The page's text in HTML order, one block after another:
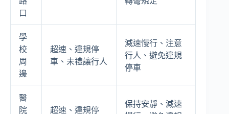
口
學
校
周
邊
超速、違規停
車、未禮讓行人
減速慢行、注意
行人、避免違規
停車
醫
院
超速、違規停
保持安靜、減速